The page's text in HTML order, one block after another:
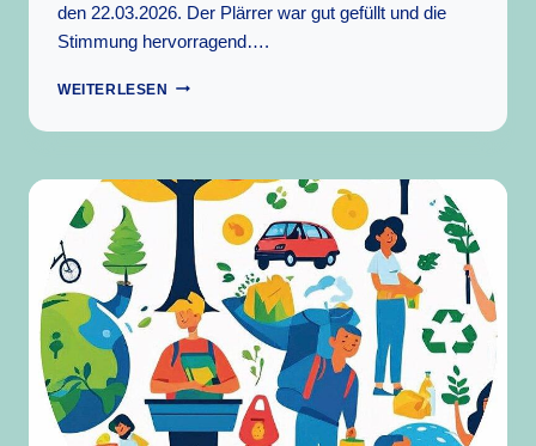
den 22.03.2026. Der Plärrer war gut gefüllt und die
Stimmung hervorragend….
WEITERLESEN FRÜHLINGSBEGINN
SCHWARZENBRUCK:
DER
AGENDA
21